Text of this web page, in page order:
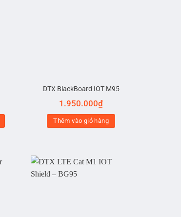
DTX BlackBoard IOT M95
1.950.000₫
Thêm vào giỏ hàng